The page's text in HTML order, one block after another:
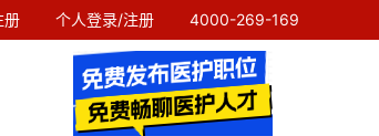
册 个人登录/注册 4000-269-169